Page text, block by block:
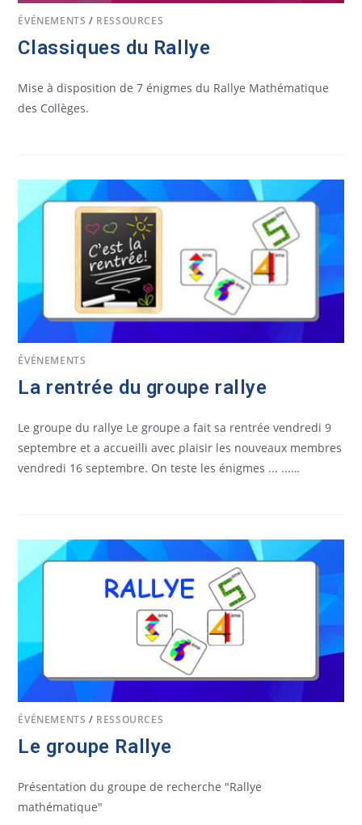
ÉVÉNEMENTS / RESSOURCES
Classiques du Rallye
Mise à disposition de 7 énigmes du Rallye Mathématique
des Collèges.
ÉVÉNEMENTS
La rentrée du groupe rallye
Le groupe du rallye Le groupe a fait sa rentrée vendredi 9
septembre et a accueilli avec plaisir les nouveaux membres
vendredi 16 septembre. On teste les énigmes ... ...…
ÉVÉNEMENTS / RESSOURCES
Le groupe Rallye
Présentation du groupe de recherche "Rallye
mathématique"